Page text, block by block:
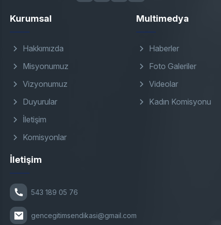
Kurumsal
Hakkımızda
Misyonumuz
Vizyonumuz
Duyurular
İletişim
Komisyonlar
Multimedya
Haberler
Foto Galeriler
Videolar
Kadın Komisyonu
İletişim
543 189 05 76
gencegitimsendikasi@gmail.com